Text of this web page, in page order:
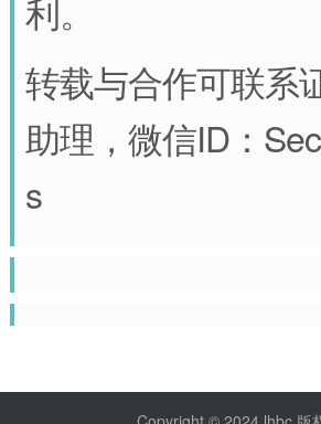
利。
转载与合作可联系
助理，微信ID：
s